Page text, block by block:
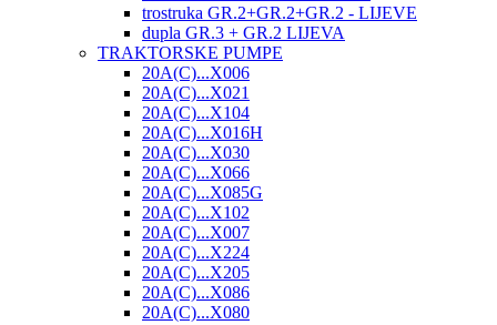
trostruka GR.2+GR.2+GR.2 - LIJEVE
dupla GR.3 + GR.2 LIJEVA
TRAKTORSKE PUMPE
20A(C)...X006
20A(C)...X021
20A(C)...X104
20A(C)...X016H
20A(C)...X030
20A(C)...X066
20A(C)...X085G
20A(C)...X102
20A(C)...X007
20A(C)...X224
20A(C)...X205
20A(C)...X086
20A(C)...X080